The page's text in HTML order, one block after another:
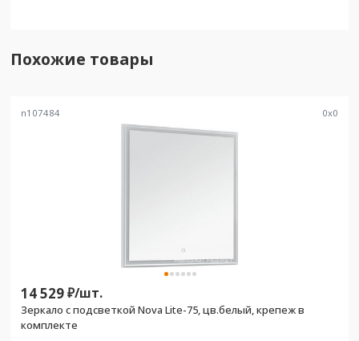
Похожие товары
n107484 0x0
14 529₽/шт.
Зеркало с подсветкой Nova Lite-75, цв.белый, крепеж в
комплекте